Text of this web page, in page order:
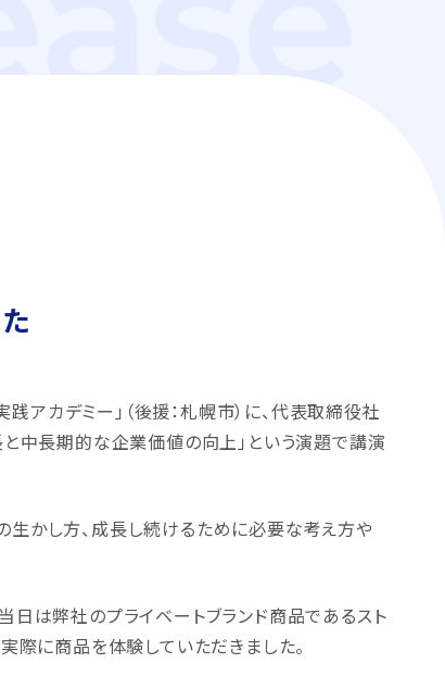
アカデミー」（後援：札幌市）に、代表取締役社
中長期的な企業価値の向上」という演題で講演
かし方、成長し続けるために必要な考え方や
は弊社のプライベートブランド商品であるスト
際に商品を体験していただきました。